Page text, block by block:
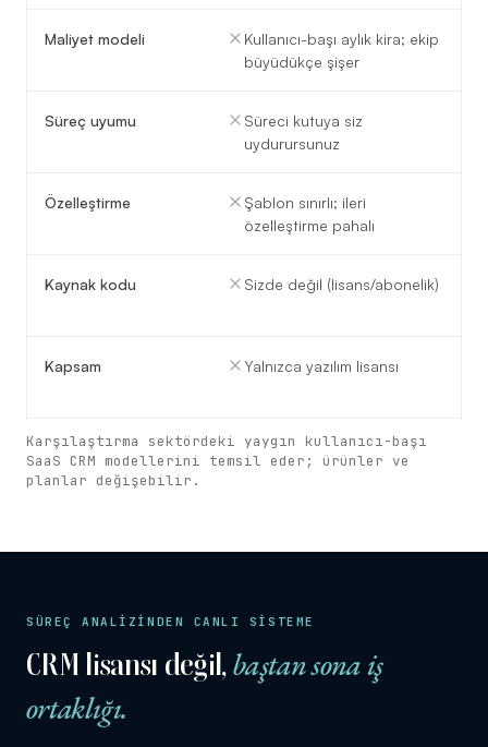
Maliyet modeli
Kullanıcı-başı aylık kira; ekip
büyüdükçe şişer
Süreç uyumu
Süreci kutuya siz
uydurursunuz
Özelleştirme
Şablon sınırlı; ileri
özelleştirme pahalı
Kaynak kodu Sizde değil (lisans/abonelik)
Kapsam Yalnızca yazılım lisansı
Karşılaştırma sektördeki yaygın kullanıcı-başı
SaaS CRM modellerini temsil eder; ürünler ve
planlar değişebilir.
SÜREÇ ANALİZİNDEN CANLI SİSTEME
CRM lisansı değil,baştan sona iş
ortaklığı.